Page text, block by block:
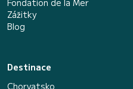
Fondation de la Mer
Zážitky
Blog
Destinace
Chorvatsko